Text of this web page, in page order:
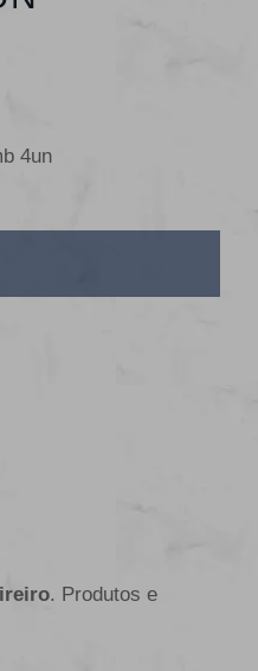
4un
. Produtos e